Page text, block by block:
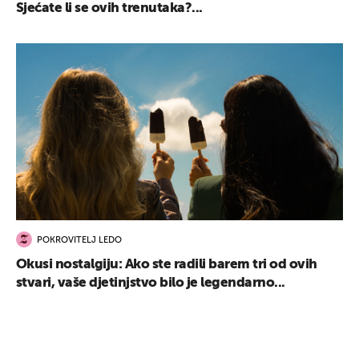
Sjećate li se ovih trenutaka?...
POKROVITELJ LEDO
Okusi nostalgiju: Ako ste radili barem tri od ovih
stvari, vaše djetinjstvo bilo je legendarno...
UKLJUČITE NOTIFIKACIJE